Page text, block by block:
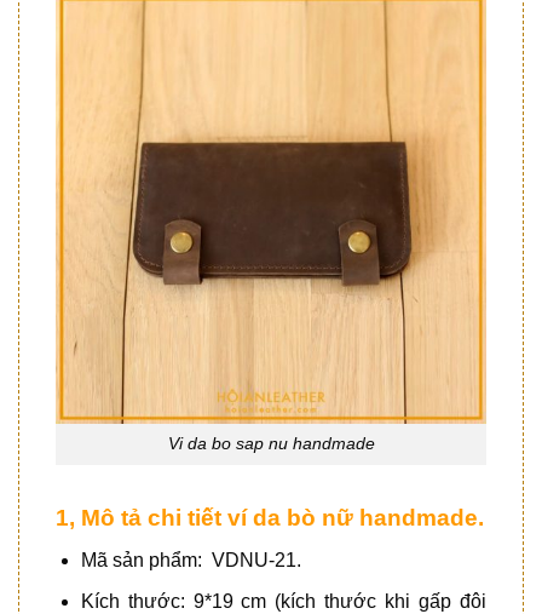
Vi da bo sap nu handmade
1, Mô tả chi tiết ví da bò nữ handmade.
Mã sản phẩm: VDNU-21.
Kích thước: 9*19 cm (kích thước khi gấp đôi